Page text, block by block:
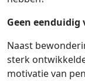
Geen eenduidig
Naast
sterk
motivatie van